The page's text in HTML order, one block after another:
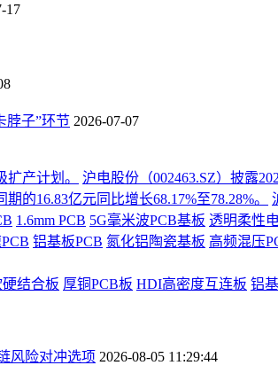
17
脖子”环节 2026-07-07
产计划。
沪电股份（002463.SZ）披露
的16.83亿元同比增长68.17%至78.28%。
1.6mm PCB 5G毫米波PCB基板 透明柔性
铝基板PCB 氮化铝陶瓷基板 高频混压
硬结合板 厚铜PCB板 HDI高密度互连板 铝
风险对冲选项 2026-08-05 11:29:44